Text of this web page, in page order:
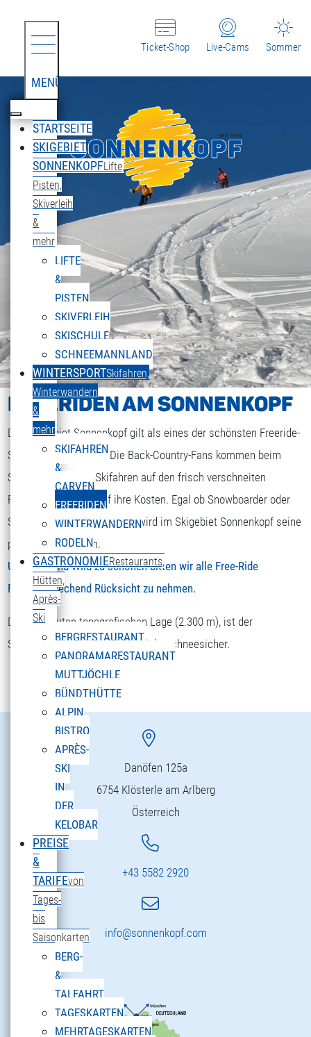
MENÜ
STARTSEITE
SKIGEBIET
SONNENKOPFLifte,
Pisten,
Skiverleih
&
mehr
LIFTE
&
PISTEN
SKIVERLEIH
SKISCHULE
SCHNEEMANNLAND
WINTERSPORTSkifahren,
Winterwandern
&
mehr
SKIFAHREN
&
CARVEN
FREERIDEN
WINTERWANDERN
RODELN
GASTRONOMIERestaurants,
Hütten,
Après-
Ski
BERGRESTAURANT
PANORAMARESTAURANT
MUTTJÖCHLE
BÜNDTHÜTTE
ALPIN
BISTRO
APRÈS-
SKI
IN
DER
KELOBAR
PREISE
&
TARIFEvon
Tages-
bis
Saisonkarten
BERG-
&
TALFAHRT
TAGESKARTEN
MEHRTAGESKARTEN
Sommer
Live-Cams
Ticket-Shop
FREERIDEN AM SONNENKOPF
Das Skigebiet Sonnenkopf gilt als eines der schönsten Freeride-
Skigebiete überhaupt. Die Back-Country-Fans kommen beim
Snowboarden oder Skifahren auf den frisch verschneiten
Powderhängen voll auf ihre Kosten. Egal ob Snowboarder oder
Skifahrer, jeder Freeride-Fan wird im Skigebiet Sonnenkopf seine
perfekte Line finden.
Um Wald und Wild zu schonen bitten wir alle Free-Ride
Fans ensprechend Rücksicht zu nehmen.
Dank der guten topografischen Lage (2.300 m), ist der
Sonnenkopf bis ins späte Frühjahr schneesicher.
Danöfen 125a
6754 Klösterle am Arlberg
Österreich
+43 5582 2920
info@sonnenkopf.com
Sprache auswählen
ENGLISH